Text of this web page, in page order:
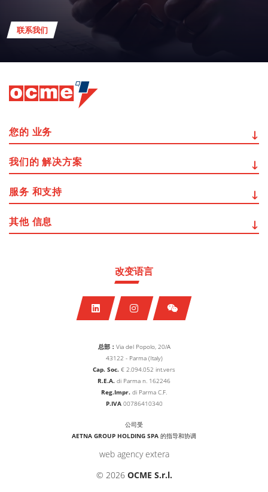
联系我们
总部： Via del Popolo, 20/A
43122 - Parma (Italy)
Cap. Soc. € 2.094.052 int.vers
R.E.A. di Parma n. 162246
Reg.Impr. di Parma C.F.
P.IVA00786410340
公司受
AETNA GROUP HOLDING SPA 的指导和协调
web agency extera
© 2026 OCME S.r.l.
改变语言
您的 业务
我们的 解决方案
服务 和支持
其他 信息